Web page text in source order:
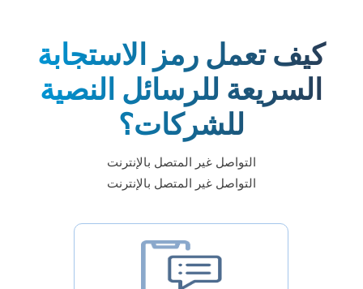
كيف تعمل رمز الاستجابة
السريعة للرسائل النصية
للشركات؟
التواصل غير المتصل بالإنترنت
التواصل غير المتصل بالإنترنت